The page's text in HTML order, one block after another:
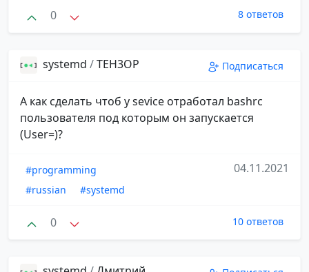
0 8 ответов
systemd /TEH3OP Подписаться
А как сделать чтоб у sevice отработал bashrc
пользователя под которым он запускается
(User=)?
#programming
#russian
#systemd
04.11.2021
0 10 ответов